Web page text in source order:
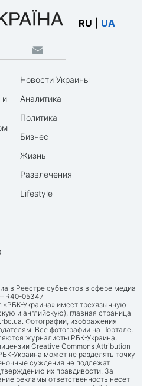
RU UA
и
Новости Украины
Аналитика
Политика
Бизнес
Жизнь
Развлечения
Lifestyle
в Реестре субъектов в сфере медиа
R40-05347
Украина» имеет трехязычную
и английскую), главная страница
. Фотографии, изображения
Все фотографии на Портале,
журналисты РБК-Украина,
Creative Commons Attribution
Украина может не разделять точку
суждения не подлежат
их правдивости. За
рекламы ответственность несет